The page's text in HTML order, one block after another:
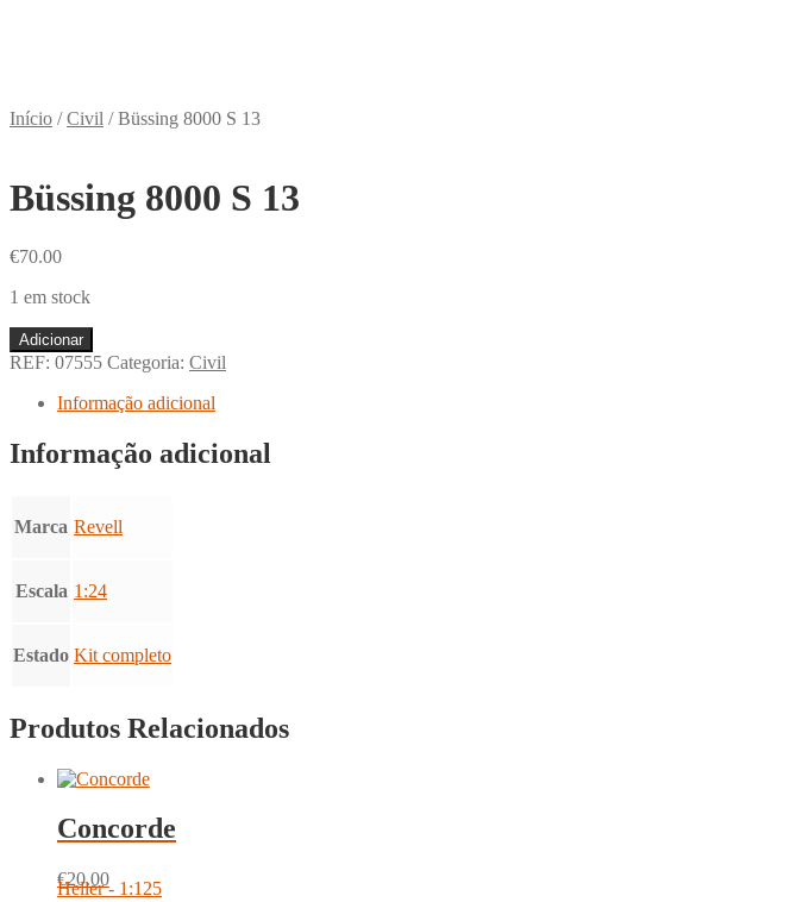
Início /Civil /Büssing 8000 S 13
Büssing 8000 S 13
€70.00
1 em stock
Quantidade
de
8000
13
Adicionar
REF: 07555 Categoria: Civil
Informação adicional
Informação adicional
Marca Revell
Escala 1:24
Estado Kit completo
Produtos Relacionados
Concorde
€20.00
Heller - 1:125